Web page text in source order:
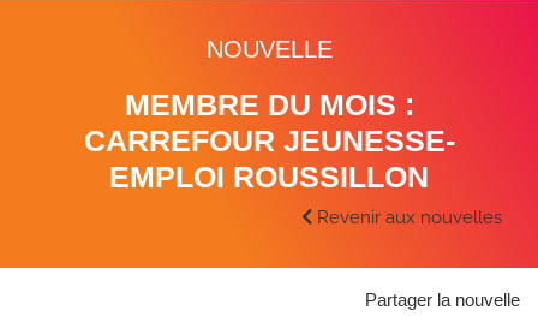
NOUVELLE
MEMBRE DU MOIS :
CARREFOUR JEUNESSE-
EMPLOI ROUSSILLON
Revenir aux nouvelles
Partager la nouvelle